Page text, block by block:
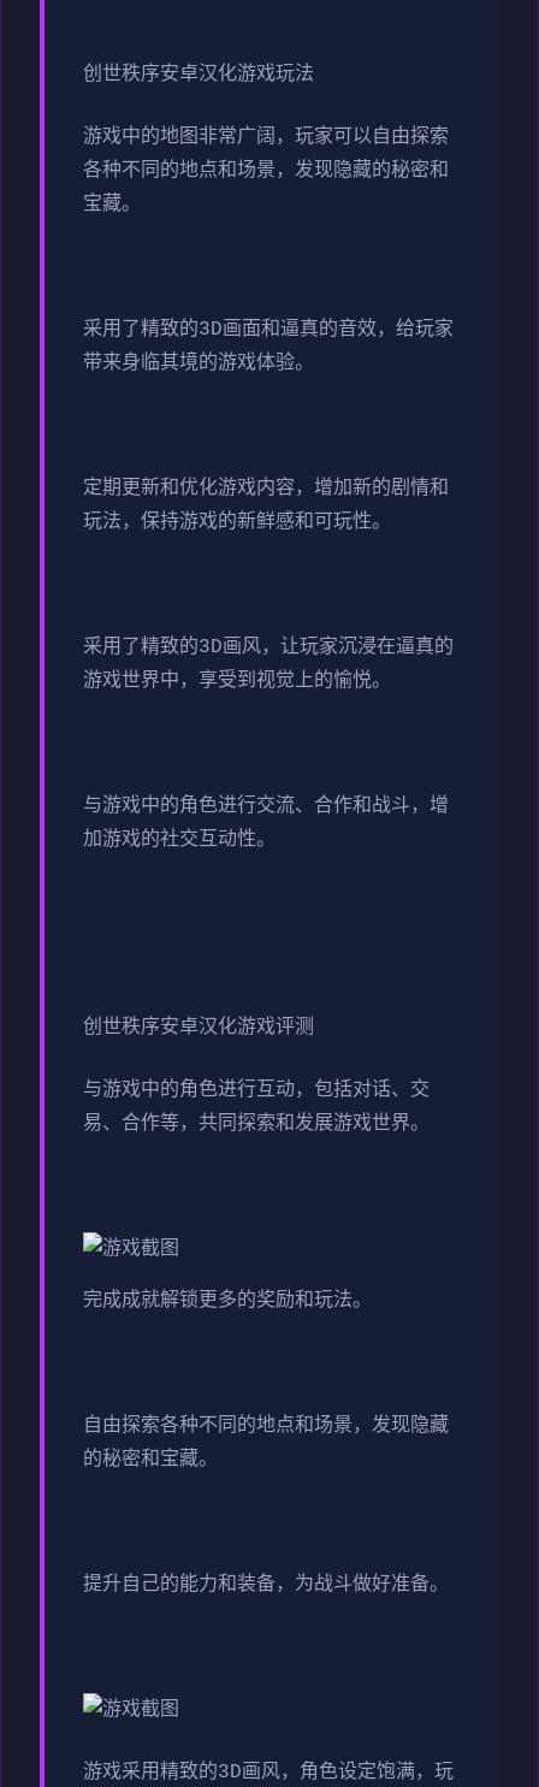
创世秩序安卓汉化游戏玩法
游戏中的地图非常广阔，玩家可以自由探索
各种不同的地点和场景，发现隐藏的秘密和
宝藏。
采用了精致的3D画面和逼真的音效，给玩家
带来身临其境的游戏体验。
定期更新和优化游戏内容，增加新的剧情和
玩法，保持游戏的新鲜感和可玩性。
采用了精致的3D画风，让玩家沉浸在逼真的
游戏世界中，享受到视觉上的愉悦。
与游戏中的角色进行交流、合作和战斗，增
加游戏的社交互动性。
创世秩序安卓汉化游戏评测
与游戏中的角色进行互动，包括对话、交
易、合作等，共同探索和发展游戏世界。
完成成就解锁更多的奖励和玩法。
自由探索各种不同的地点和场景，发现隐藏
的秘密和宝藏。
提升自己的能力和装备，为战斗做好准备。
游戏采用精致的3D画风，角色设定饱满，玩